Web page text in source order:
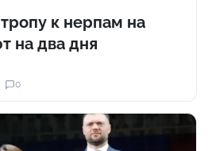
к нерпам на
на два дня
0